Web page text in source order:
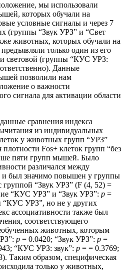
мы использовали
которых обучали на
условные сигналы и через 7
(группы “Звук УРЗ” и “Свет
животных, которых обучали на
только один из его
световой (группы “КУС УРЗ:
Данные
позволили нам
о важности
сигнала для активации области
сравнения индекса
из индивидуальных
у животных групп “УРЗ”
плотности Fos+ клеток групп “без
пяти групп мышей. Было
различался между
был значимо повышен у группы
“Звук УРЗ” (F (4, 52) =
“КУС УРЗ” и “Звук УРЗ”: p =
“КУС УРЗ”, но не у других
ассоциативности также был
соответствующего
животных, которым
p = 0.0420; “Звук УРЗ”: p =
“КУС УРЗ: звук”: p = = 0.3769;
Таким образом, специфическая
только у животных,